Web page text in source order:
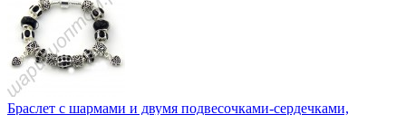
Браслет с шармами и двумя подвесочками-сердечками,